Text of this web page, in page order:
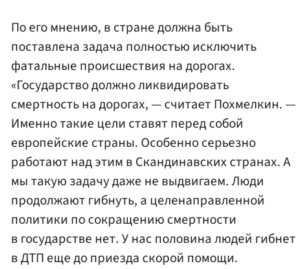
По его мнению, в стране должна быть
поставлена задача полностью исключить
фатальные происшествия на дорогах.
«Государство должно ликвидировать
смертность на дорогах, — считает Похмелкин. —
Именно такие цели ставят перед собой
европейские страны. Особенно серьезно
работают над этим в Скандинавских странах. А
мы такую задачу даже не выдвигаем. Люди
продолжают гибнуть, а целенаправленной
политики по сокращению смертности
в государстве нет. У нас половина людей гибнет
в ДТП еще до приезда скорой помощи.